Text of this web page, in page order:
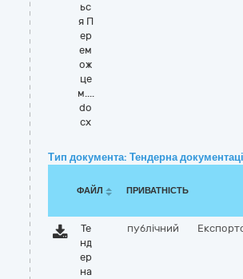
ьс
я П
ер
ем
ож
це
м....
do
cx
Тип документа: Тендерна
ФАЙЛ ПРИВАТНІСТЬ
Те
нд
ер
на
публічний